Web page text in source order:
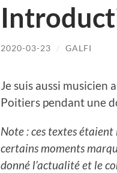
2020-03-23 / GALFI
Je suis aussi musicien
Poitiers pendant une
Note : ces textes
certains moments
donné l’actualité et le